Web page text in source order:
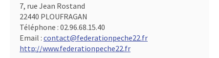
7, rue Jean Rostand
22440 PLOUFRAGAN
Téléphone : 02.96.68.15.40
Email : contact@federationpeche22.fr
http://www.federationpeche22.fr